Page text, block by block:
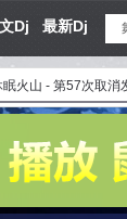
Dj 最新Dj
眠火山 - 第57次取消